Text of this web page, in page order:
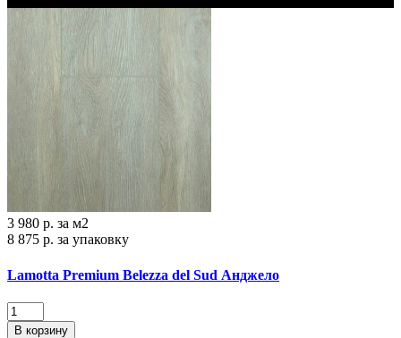
3 980 р. за м2
8 875 р. за упаковку
Lamotta Premium Belezza del Sud Анджело
В корзину